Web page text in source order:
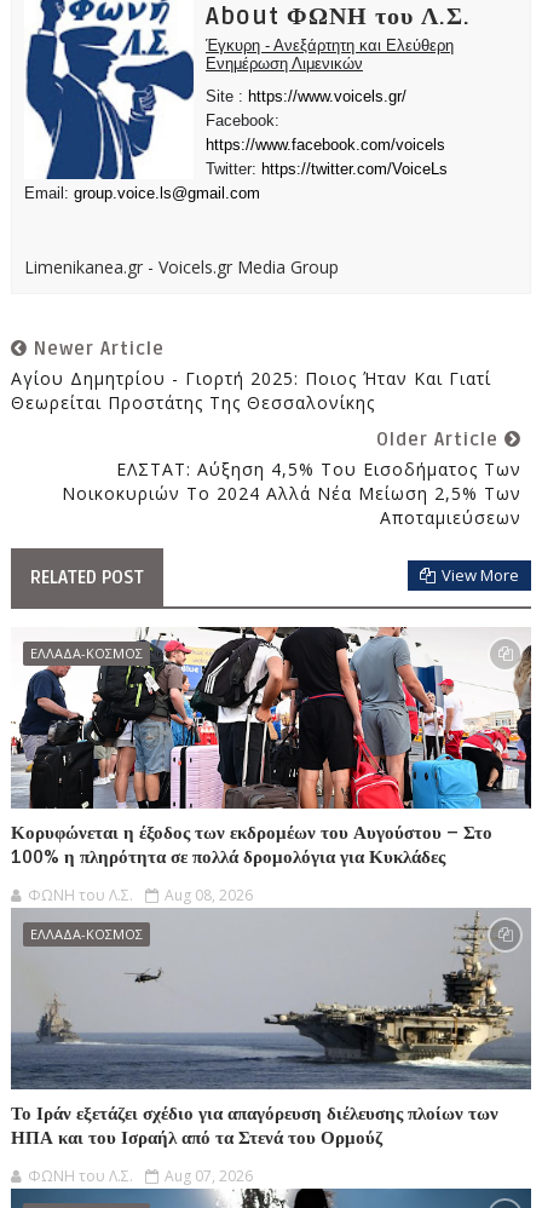
About ΦΩΝΗ του Λ.Σ.
Έγκυρη - Ανεξάρτητη και Ελεύθερη
Ενημέρωση Λιμενικών
Site : https://www.voicels.gr/
Facebook:
https://www.facebook.com/voicels
Twitter: https://twitter.com/VoiceLs
Email: group.voice.ls@gmail.com
Limenikanea.gr - Voicels.gr Media Group
Newer Article
Αγίου Δημητρίου - Γιορτή 2025: Ποιος Ήταν Και Γιατί
Θεωρείται Προστάτης Της Θεσσαλονίκης
Older Article
ΕΛΣΤΑΤ: Αύξηση 4,5% Του Εισοδήματος Των
Νοικοκυριών Το 2024 Αλλά Νέα Μείωση 2,5% Των
Αποταμιεύσεων
RELATED POST View More
ΕΛΛΑΔΑ-ΚΟΣΜΟΣ
Κορυφώνεται η έξοδος των εκδρομέων του Αυγούστου – Στο
100% η πληρότητα σε πολλά δρομολόγια για Κυκλάδες
ΦΩΝΗ του Λ.Σ. Aug 08, 2026
ΕΛΛΑΔΑ-ΚΟΣΜΟΣ
Το Ιράν εξετάζει σχέδιο για απαγόρευση διέλευσης πλοίων των
ΗΠΑ και του Ισραήλ από τα Στενά του Ορμούζ
ΦΩΝΗ του Λ.Σ. Aug 07, 2026